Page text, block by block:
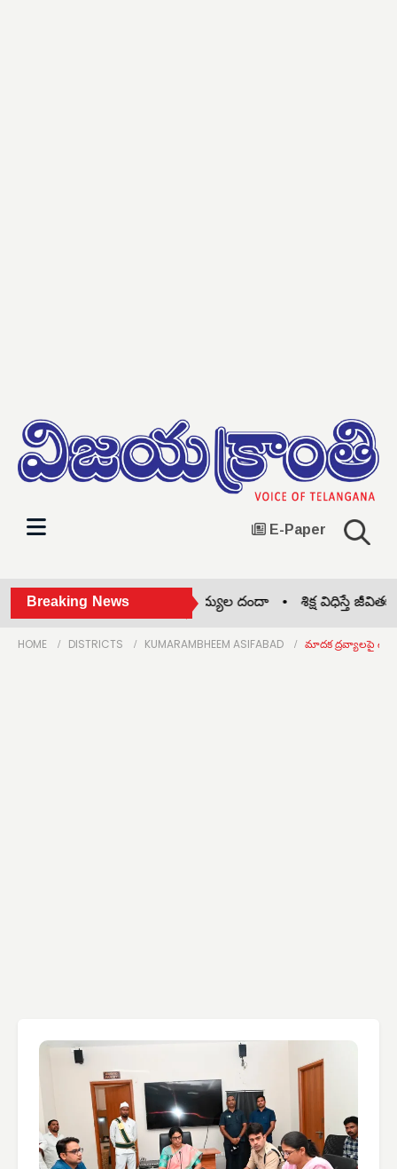
E-Paper
Breaking News
గెలుపే లక్ష్యం •నకిలీ వైద్యుల దందా •శిక్ష విధిస్తే
HOME DISTRICTS KUMARAMBHEEM ASIFABAD మాదక ద్రవ్యాలపై